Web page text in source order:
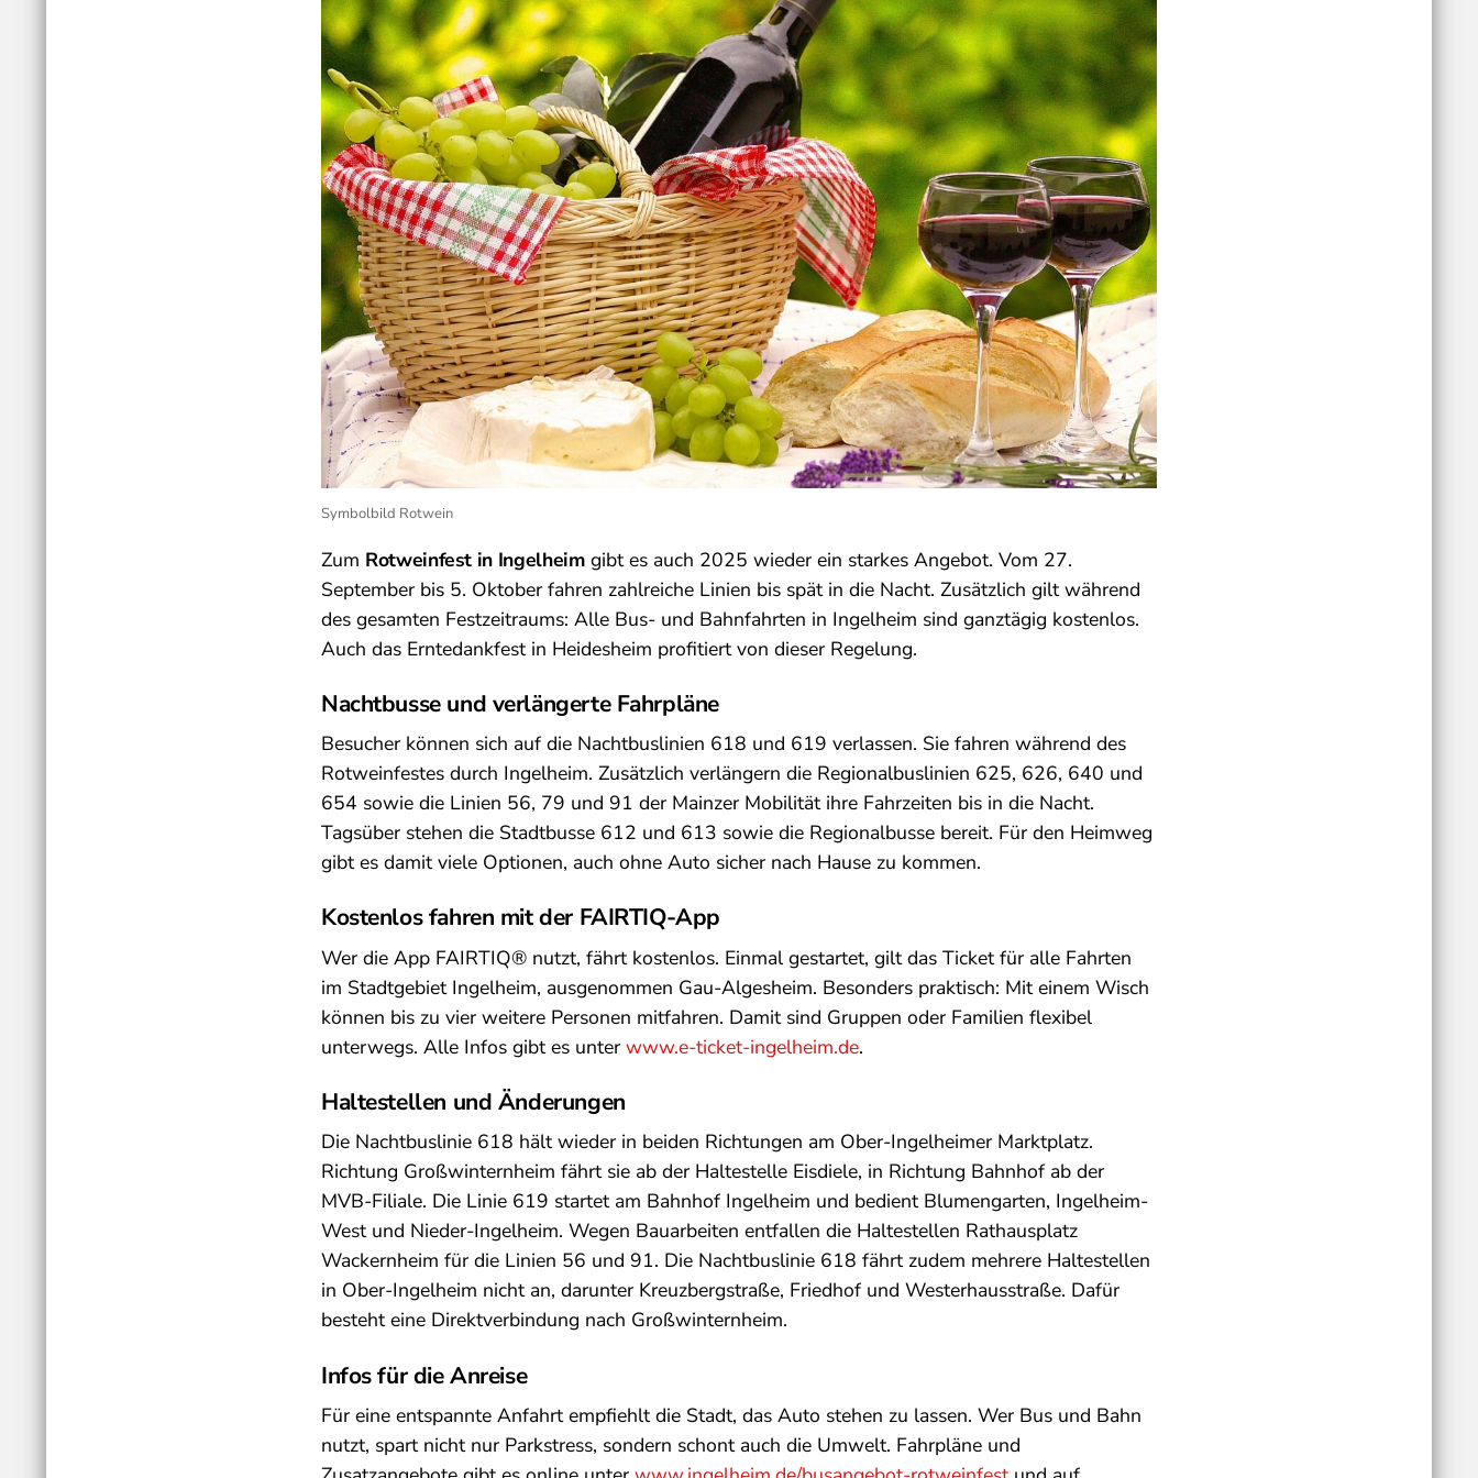
Symbolbild Rotwein
Zum Rotweinfest in Ingelheimgibt es auch 2025 wieder ein starkes Angebot. Vom 27.
September bis 5. Oktober fahren zahlreiche Linien bis spät in die Nacht. Zusätzlich gilt während
des gesamten Festzeitraums: Alle Bus- und Bahnfahrten in Ingelheim sind ganztägig kostenlos.
Auch das Erntedankfest in Heidesheim profitiert von dieser Regelung.
Nachtbusse und verlängerte Fahrpläne
Besucher können sich auf die Nachtbuslinien 618 und 619 verlassen. Sie fahren während des
Rotweinfestes durch Ingelheim. Zusätzlich verlängern die Regionalbuslinien 625, 626, 640 und
654 sowie die Linien 56, 79 und 91 der Mainzer Mobilität ihre Fahrzeiten bis in die Nacht.
Tagsüber stehen die Stadtbusse 612 und 613 sowie die Regionalbusse bereit. Für den Heimweg
gibt es damit viele Optionen, auch ohne Auto sicher nach Hause zu kommen.
Kostenlos fahren mit der FAIRTIQ-App
Wer die App FAIRTIQ® nutzt, fährt kostenlos. Einmal gestartet, gilt das Ticket für alle Fahrten
im Stadtgebiet Ingelheim, ausgenommen Gau-Algesheim. Besonders praktisch: Mit einem Wisch
können bis zu vier weitere Personen mitfahren. Damit sind Gruppen oder Familien flexibel
unterwegs. Alle Infos gibt es unter www.e-ticket-ingelheim.de.
Haltestellen und Änderungen
Die Nachtbuslinie 618 hält wieder in beiden Richtungen am Ober-Ingelheimer Marktplatz.
Richtung Großwinternheim fährt sie ab der Haltestelle Eisdiele, in Richtung Bahnhof ab der
MVB-Filiale. Die Linie 619 startet am Bahnhof Ingelheim und bedient Blumengarten, Ingelheim-
West und Nieder-Ingelheim. Wegen Bauarbeiten entfallen die Haltestellen Rathausplatz
Wackernheim für die Linien 56 und 91. Die Nachtbuslinie 618 fährt zudem mehrere Haltestellen
in Ober-Ingelheim nicht an, darunter Kreuzbergstraße, Friedhof und Westerhausstraße. Dafür
besteht eine Direktverbindung nach Großwinternheim.
Infos für die Anreise
Für eine entspannte Anfahrt empfiehlt die Stadt, das Auto stehen zu lassen. Wer Bus und Bahn
nutzt, spart nicht nur Parkstress, sondern schont auch die Umwelt. Fahrpläne und